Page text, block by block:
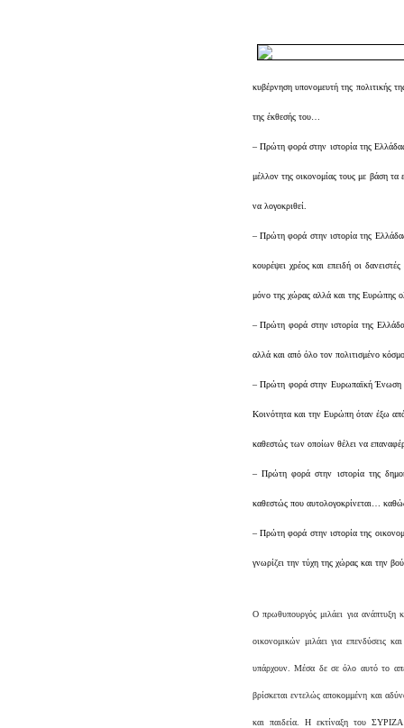
κυβέρνηση υπονομευτή της πολιτικής
της έκθεσής του…
– Πρώτη φορά στην ιστορία της
μέλλον της οικονομίας τους με βάση τα
να λογοκριθεί.
– Πρώτη φορά στην ιστορία της
κουρέψει χρέος και επειδή οι
μόνο της χώρας αλλά και της Ευρώπης
– Πρώτη φορά στην ιστορία της
αλλά και από όλο τον πολιτισμένο κόσμο.
– Πρώτη φορά στην Ευρωπαϊκή Ένωση
Κοινότητα και την Ευρώπη όταν έξω
καθεστώς των οποίων θέλει να
– Πρώτη φορά στην ιστορία της
καθεστώς που αυτολογοκρίνεται…
– Πρώτη φορά στην ιστορία της
γνωρίζει την τύχη της χώρας και την
Ο πρωθυπουργός μιλάει για ανάπτυξη
οικονομικών μιλάει για επενδύσεις
υπάρχουν. Μέσα δε σε όλο αυτό το
βρίσκεται εντελώς αποκομμένη και
και παιδεία. Η εκτίναξη του